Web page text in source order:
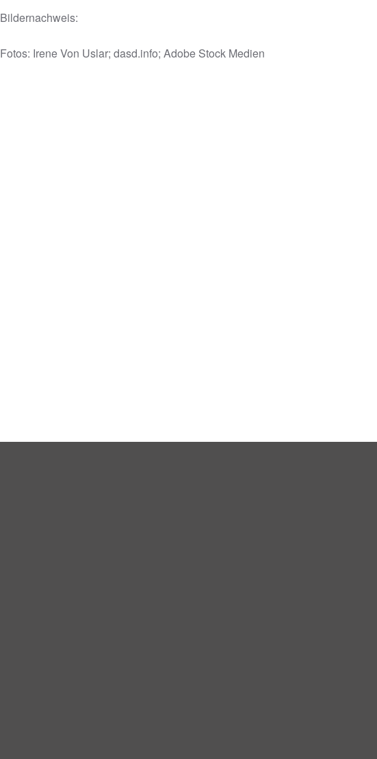
Bildernachweis:
Fotos: Irene Von Uslar; dasd.info; Adobe Stock Medien